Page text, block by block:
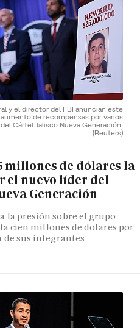
y el director del FBI anuncian este
de recompensas por varios
Cártel Jalisco Nueva Generación.
(Reuters)
millones de dólares la
el nuevo líder del
Generación
la presión sobre el grupo
cien millones de dolares por
de sus integrantes